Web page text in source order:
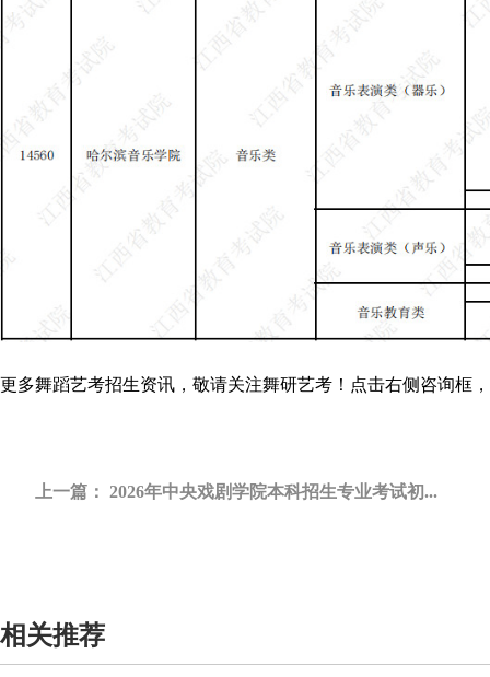
更多舞蹈艺考招生资讯，敬请关注舞研艺考 ！点击右侧咨询框
上一篇： 2026年中央戏剧学院本科招生专业考试初...
相关推荐